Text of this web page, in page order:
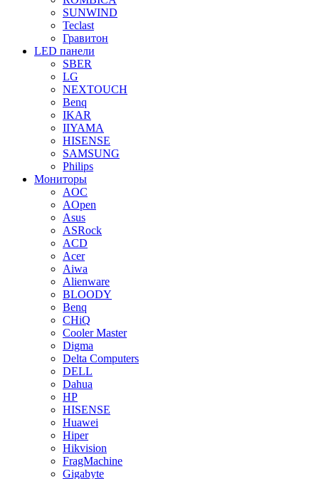
SUNWIND
Teclast
Гравитон
LED панели
SBER
LG
NEXTOUCH
Benq
IKAR
IIYAMA
HISENSE
SAMSUNG
Philips
Мониторы
AOC
AOpen
Asus
ASRock
ACD
Acer
Aiwa
Alienware
BLOODY
Benq
CHiQ
Cooler Master
Digma
Delta Computers
DELL
Dahua
HP
HISENSE
Huawei
Hiper
Hikvision
FragMachine
Gigabyte